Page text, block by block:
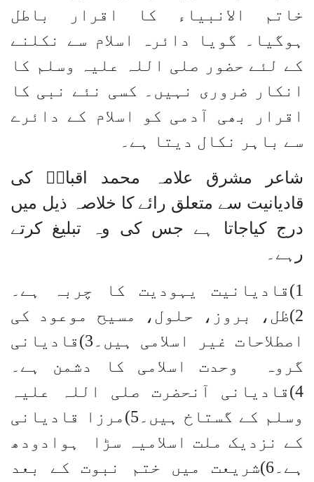
خاتم الانبیاء کا اقرار باطل
ہوگیا۔ گویا دائرہ اسلام سے نکلنے
کے لئے حضور صلی اللہ علیہ وسلم کا
انکار ضروری نہیں۔ کسی نئے نبی کا
اقرار بھی آدمی کو اسلام کے دائرے
سے باہر نکال دیتا ہے۔
شاعر مشرق علامہ محمد اقبالؒ کی
قادیانیت سے متعلق رائے کا خلاصہ ذیل میں
درج کیاجاتا ہے جس کی وہ تبلیغ کرتے
رہے۔
1)قادیانیت یہودیت کا چربہ ہے۔
2)ظل، بروز، حلول، مسیح موعود کی
اصطلاحات غیر اسلامی ہیں۔3)قادیانی
گروہ وحدت اسلامی کا دشمن ہے۔
4)قادیانی آنحضرت صلی اللہ علیہ
وسلم کے گستاخ ہیں۔5)مرزا قادیانی
کے نزدیک ملت اسلامیہ سڑا ہوادودھ
ہے۔6)شریعت میں ختم نبوت کے بعد